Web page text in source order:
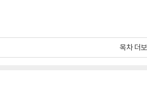
목차 더